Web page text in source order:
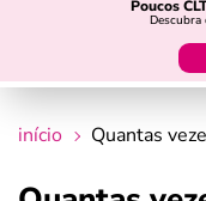
Poucos
Descubra
guia do
início Quantas